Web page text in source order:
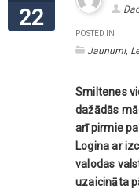
22
POSTED IN
Jaunumi,
Smiltenes
dažādās
arī pirmie
Logina ar
valodas
uzaicināta